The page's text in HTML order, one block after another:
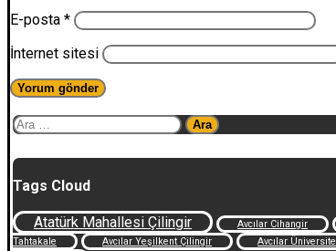
E-posta *
İnternet sitesi
Arama:
Tags Cloud
Atatürk Mahallesi Çilingir Avcılar Cihangir
Tahtakale
Avcılar Yeşilkent Çilingir Avcılar Üniversite